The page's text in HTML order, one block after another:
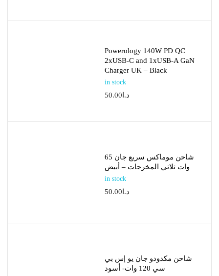
Powerology 140W PD QC
2xUSB-C and 1xUSB-A GaN
Charger UK – Black
in stock
د.ا 50.00
شاحن موماكس سريع جان 65
وات ثلاثي المخرجات – أبيض
in stock
د.ا 50.00
شاحن مكدودو جان يو إس بي
سي 120 وات- أسود